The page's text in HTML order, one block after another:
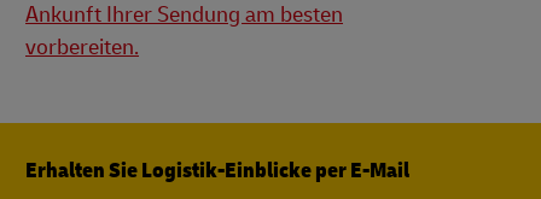
Ankunft Ihrer Sendung am besten
vorbereiten.
Erhalten Sie Logistik-Einblicke per E-Mail